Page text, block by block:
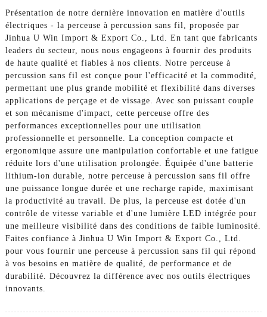
Présentation de notre dernière innovation en matière d'outils
électriques - la perceuse à percussion sans fil, proposée par
Jinhua U Win Import & Export Co., Ltd. En tant que fabricants
leaders du secteur, nous nous engageons à fournir des produits
de haute qualité et fiables à nos clients. Notre perceuse à
percussion sans fil est conçue pour l'efficacité et la commodité,
permettant une plus grande mobilité et flexibilité dans diverses
applications de perçage et de vissage. Avec son puissant couple
et son mécanisme d'impact, cette perceuse offre des
performances exceptionnelles pour une utilisation
professionnelle et personnelle. La conception compacte et
ergonomique assure une manipulation confortable et une fatigue
réduite lors d'une utilisation prolongée. Équipée d'une batterie
lithium-ion durable, notre perceuse à percussion sans fil offre
une puissance longue durée et une recharge rapide, maximisant
la productivité au travail. De plus, la perceuse est dotée d'un
contrôle de vitesse variable et d'une lumière LED intégrée pour
une meilleure visibilité dans des conditions de faible luminosité.
Faites confiance à Jinhua U Win Import & Export Co., Ltd.
pour vous fournir une perceuse à percussion sans fil qui répond
à vos besoins en matière de qualité, de performance et de
durabilité. Découvrez la différence avec nos outils électriques
innovants.